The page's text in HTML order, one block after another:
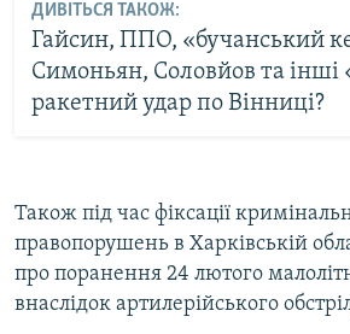
ДИВІТЬСЯ ТАКОЖ:
Гайсин, ППО, «бучанський
Симоньян, Соловйов та
ракетний удар по Вінниці?
Також під час фіксації
правопорушень в Харківській
про поранення 24 лютого
внаслідок артилерійського